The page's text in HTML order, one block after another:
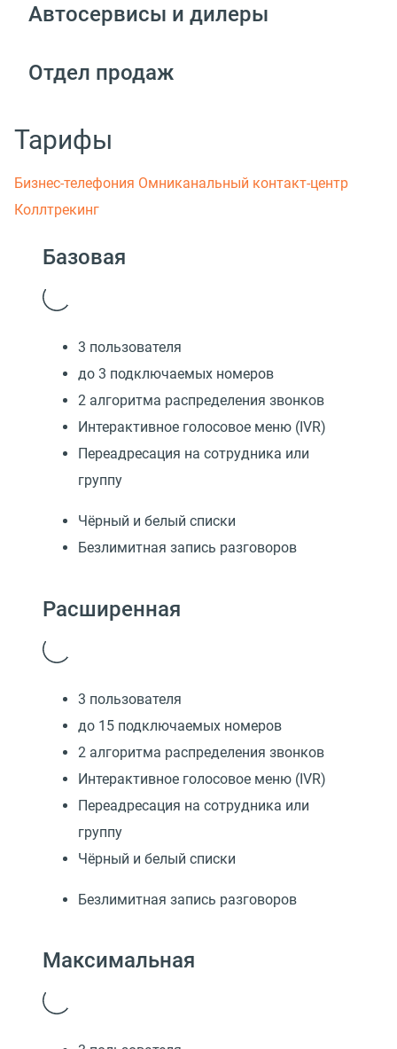
Автосервисы и дилеры
Отдел продаж
Тарифы
Бизнес-телефония Омниканальный контакт-центр
Коллтрекинг
Базовая
3 пользователя
до 3 подключаемых номеров
2 алгоритма распределения звонков
Интерактивное голосовое меню (IVR)
Переадресация на сотрудника или
группу
Чёрный и белый списки
Безлимитная запись разговоров
Расширенная
3 пользователя
до 15 подключаемых номеров
2 алгоритма распределения звонков
Интерактивное голосовое меню (IVR)
Переадресация на сотрудника или
группу
Чёрный и белый списки
Безлимитная запись разговоров
Максимальная